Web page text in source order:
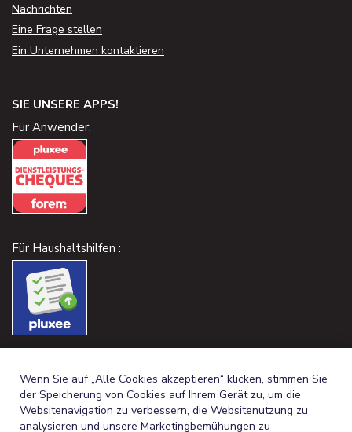
Nachrichten
Eine Frage stellen
Ein Unternehmen kontaktieren
SIE UNSERE APPS!
Für Anwender:
Für Haushaltshilfen :
Wenn Sie auf „Alle Cookies akzeptieren“ klicken, stimmen Sie
der Speicherung von Cookies auf Ihrem Gerät zu, um die
Websitenavigation zu verbessern, die Websitenutzung zu
analysieren und unsere Marketingbemühungen zu